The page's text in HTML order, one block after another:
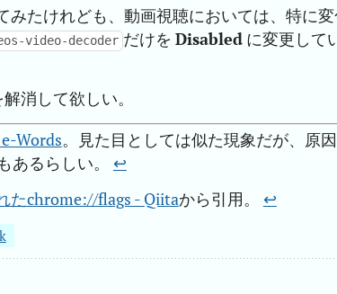
みたけれども、動画視聴においては、特に
video-decoder だけをDisabled に変更して
消して欲しい。
Words。見た目としては似た現象だが、原因
あるらしい。 ↩︎
たchrome://flags - Qiitaから引用。 ↩︎